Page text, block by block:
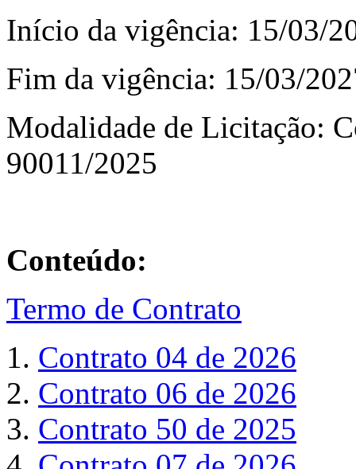
Início da vigência: 15/03/
Fim da vigência: 15/03/
Modalidade de Licitação:
90011/2025
Conteúdo:
Termo de Contrato
Contrato 04 de 2026
Contrato 06 de 2026
Contrato 50 de 2025